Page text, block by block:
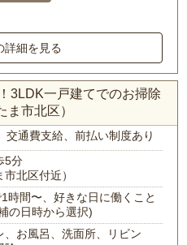
詳細を見る
3LDK一戸建てでのお掃除
市北区）
、交通費支給、前払い制度あり
5分
市北区付近）
時間〜、好きな日に働くこと
の日時から選択)
、お風呂、洗面所、リビン